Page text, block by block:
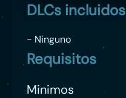
DLCs incluidos
- Ninguno
Requisitos
Minimos